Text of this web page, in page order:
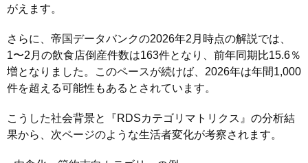
がえます。
さらに、帝国データバンクの2026年2月時点の解説では、
1〜2月の飲食店倒産件数は163件となり、前年同期比15.6％
増となりました。このペースが続けば、2026年は年間1,000
件を超える可能性もあるとされています。
こうした社会背景と『RDSカテゴリマトリクス』の分析結
果から、次ページのような生活者変化が考察されます。